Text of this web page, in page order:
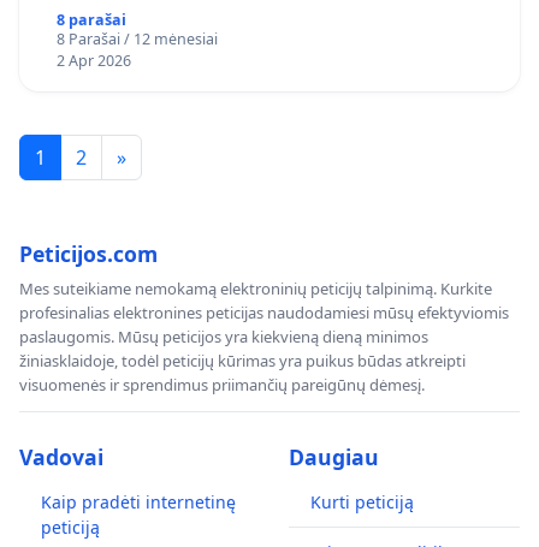
8 parašai
8 Parašai / 12 mėnesiai
2 Apr 2026
1 2 »
Peticijos.com
Mes suteikiame nemokamą elektroninių peticijų talpinimą. Kurkite
profesinalias elektronines peticijas naudodamiesi mūsų efektyviomis
paslaugomis. Mūsų peticijos yra kiekvieną dieną minimos
žiniasklaidoje, todėl peticijų kūrimas yra puikus būdas atkreipti
visuomenės ir sprendimus priimančių pareigūnų dėmesį.
Vadovai
Kaip pradėti internetinę
peticiją
Daugiau
Kurti peticiją